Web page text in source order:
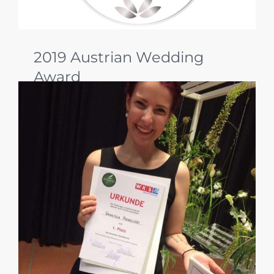
2019 Austrian Wedding
Award
Was für ein Jahr! Beim Austrian Wedding Award
2019 durften wir uns gleich über drei
Auszeichnungen freuen: zwei 3. Plätze in den
Kategorien Papeterie Gesamtkonzept und
Wedding Design